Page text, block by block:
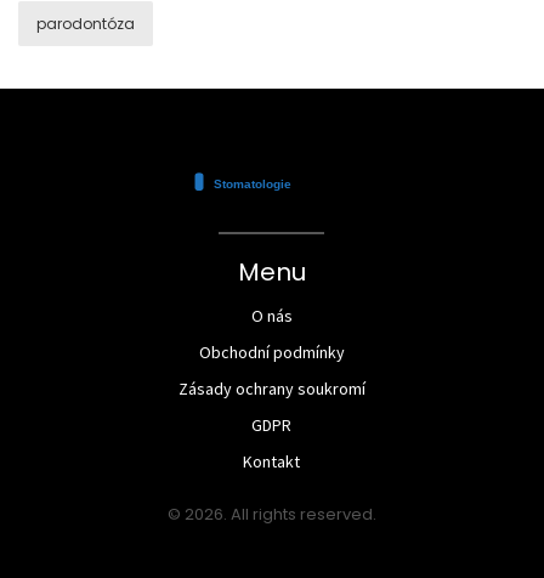
parodontóza
Menu
O nás
Obchodní podmínky
Zásady ochrany soukromí
GDPR
Kontakt
© 2026. All rights reserved.